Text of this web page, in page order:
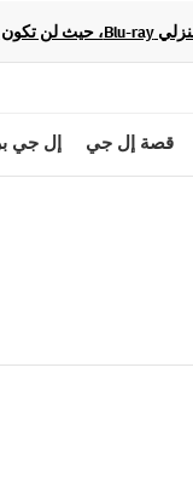
قصة إل جي إل جي